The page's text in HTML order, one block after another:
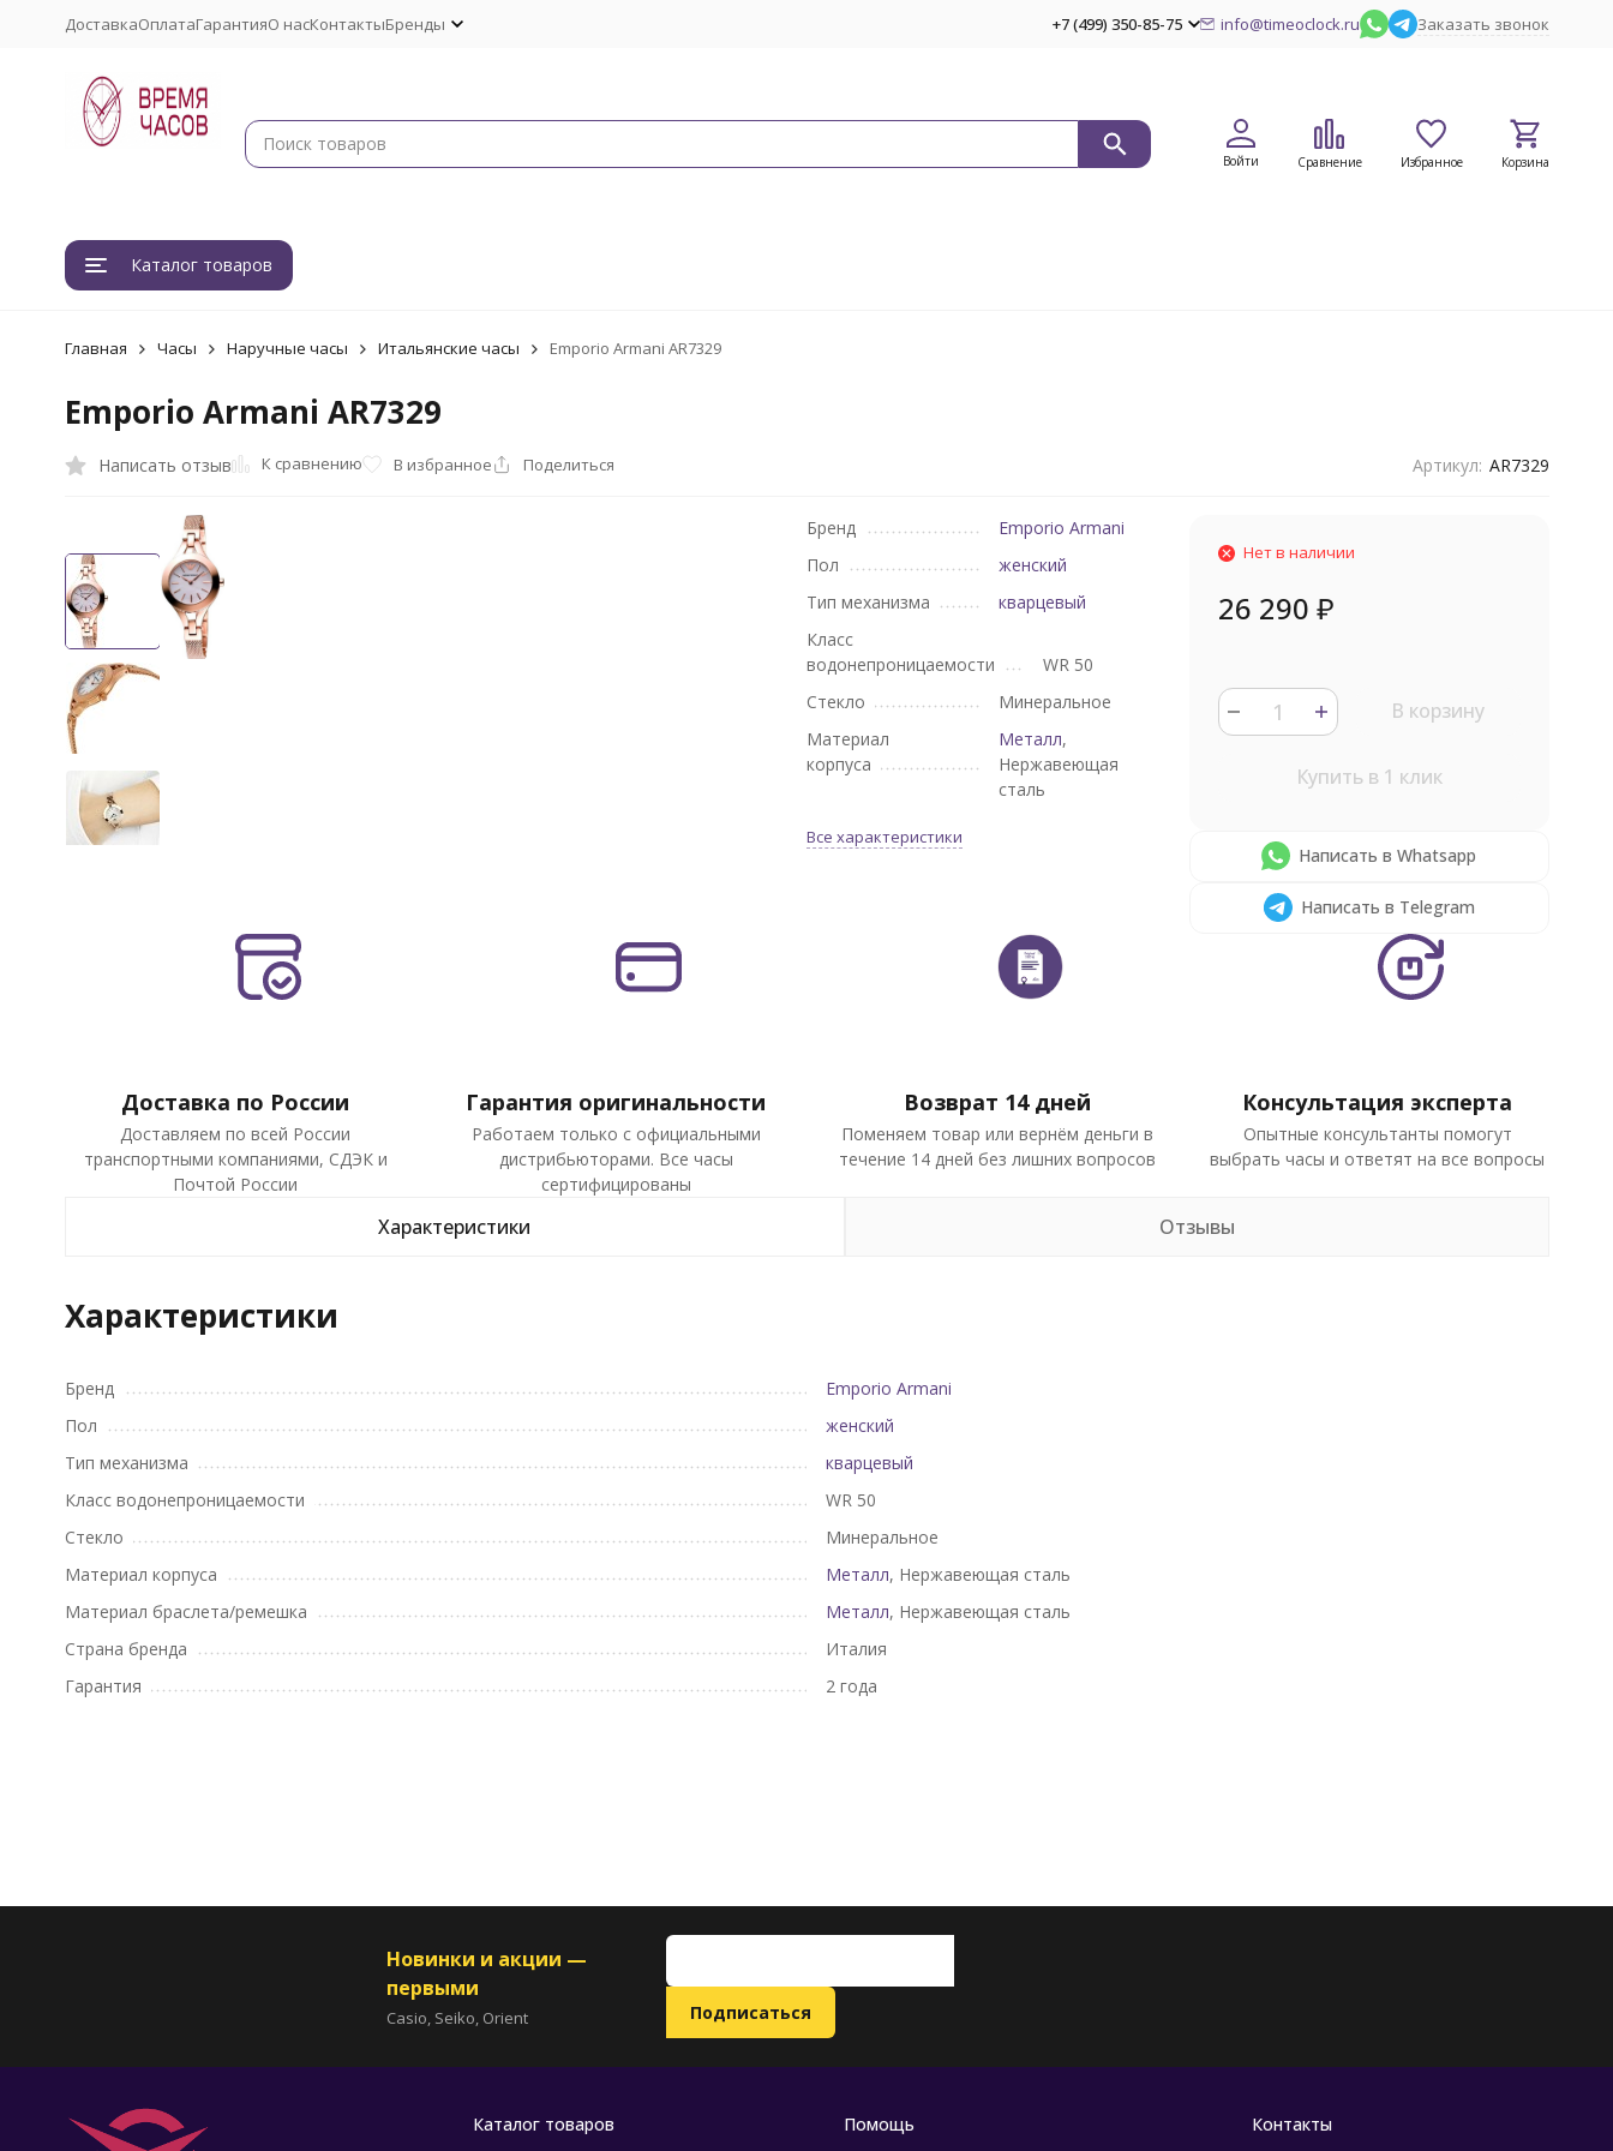
ДоставкаОплатаГарантияО насКонтактыБренды +7 (499) 350-85-75 info@timeoclock.ru Заказать звонок
Войти Сравнение Избранное Корзина
Каталог товаров
Главная Часы Наручные часы Итальянские часы Emporio Armani AR7329
Emporio Armani AR7329
Написать отзыв К сравнению В избранное Поделиться Артикул: AR7329
Бренд
Emporio Armani
Пол
женский
Тип механизма
кварцевый
Класс
водонепроницаемости
WR 50
Стекло
Минеральное
Материал
корпуса
Металл,
Нержавеющая
сталь
Все характеристики
Нет в наличии
26 290 ₽
В корзину
Купить в 1 клик
Написать в Whatsapp
Написать в Telegram
Доставка по России
Доставляем по всей России
транспортными компаниями, СДЭК и
Почтой России
Гарантия оригинальности
Работаем только с официальными
дистрибьюторами. Все часы
сертифицированы
Возврат 14 дней
Поменяем товар или вернём деньги в
течение 14 дней без лишних вопросов
Консультация эксперта
Опытные консультанты помогут
выбрать часы и ответят на все вопросы
Характеристики Отзывы
Характеристики
Бренд
Emporio Armani
Пол
женский
Тип механизма
кварцевый
Класс водонепроницаемости
WR 50
Стекло
Минеральное
Материал корпуса
Металл, Нержавеющая сталь
Материал браслета/ремешка
Металл, Нержавеющая сталь
Страна бренда
Италия
Гарантия
2 года
Новинки и акции —
первыми
Casio, Seiko, Orient
Каталог товаров Помощь Контакты